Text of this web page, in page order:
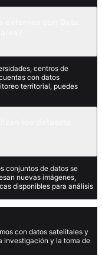
centros de
con datos
territorial, puedes
conjuntos de datos se
nuevas imágenes,
disponibles para análisis
con datos satelitales y
investigación y la toma de